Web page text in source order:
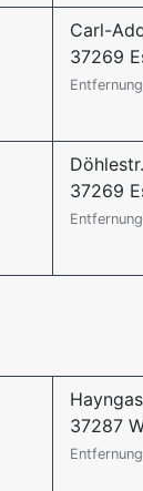
Carl-
37269
37269
37287